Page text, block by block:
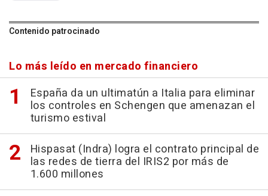
Contenido patrocinado
Lo más leído en mercado financiero
España da un ultimatún a Italia para eliminar
los controles en Schengen que amenazan el
turismo estival
Hispasat (Indra) logra el contrato principal de
las redes de tierra del IRIS2 por más de
1.600 millones